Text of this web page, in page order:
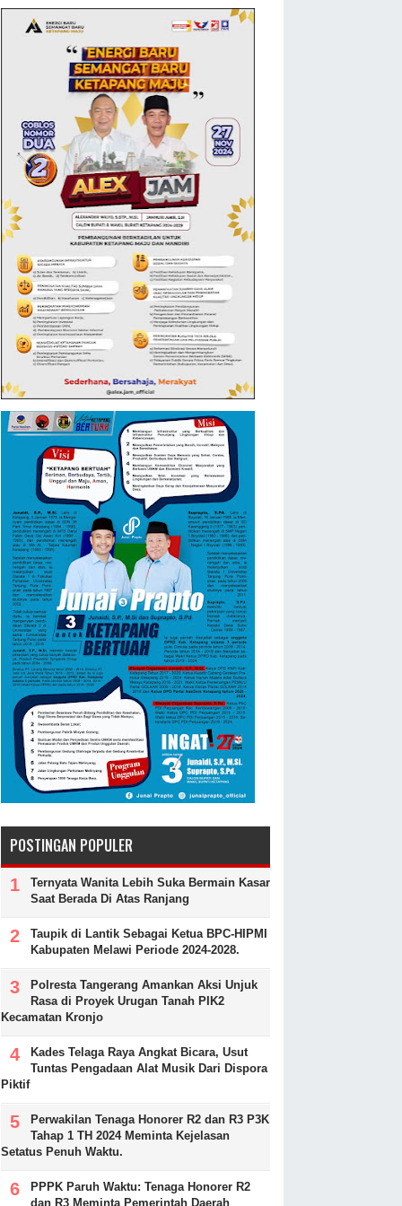
POSTINGAN POPULER
Ternyata Wanita Lebih Suka Bermain Kasar
Saat Berada Di Atas Ranjang
Taupik di Lantik Sebagai Ketua BPC-HIPMI
Kabupaten Melawi Periode 2024-2028.
Polresta Tangerang Amankan Aksi Unjuk
Rasa di Proyek Urugan Tanah PIK2
Kecamatan Kronjo
Kades Telaga Raya Angkat Bicara, Usut
Tuntas Pengadaan Alat Musik Dari Dispora
Piktif
Perwakilan Tenaga Honorer R2 dan R3 P3K
Tahap 1 TH 2024 Meminta Kejelasan
Setatus Penuh Waktu.
PPPK Paruh Waktu: Tenaga Honorer R2
dan R3 Meminta Pemerintah Daerah